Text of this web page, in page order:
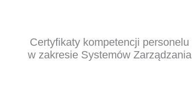
Certyfikaty kompetencji personelu
w zakresie Systemów Zarządzania